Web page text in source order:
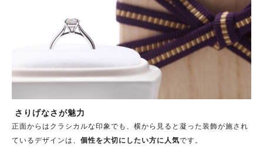
さりげなさが魅力
正面からはクラシカルな印象でも、横から見ると凝った装飾が施され
ているデザインは、 個性を大切にしたい方に人気です。